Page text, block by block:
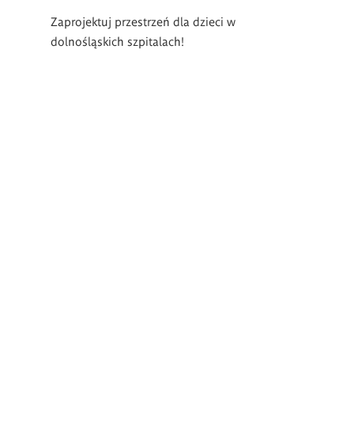
Zaprojektuj przestrzeń dla dzieci w
dolnośląskich szpitalach!